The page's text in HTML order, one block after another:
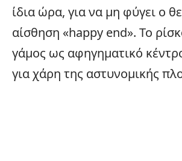
ίδια ώρα, για να μη φύγει ο
αίσθηση «happy end». Το
γάμος ως αφηγηματικό
για χάρη της αστυνομικής